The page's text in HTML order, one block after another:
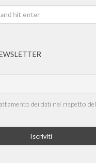
dei dati nel rispetto del